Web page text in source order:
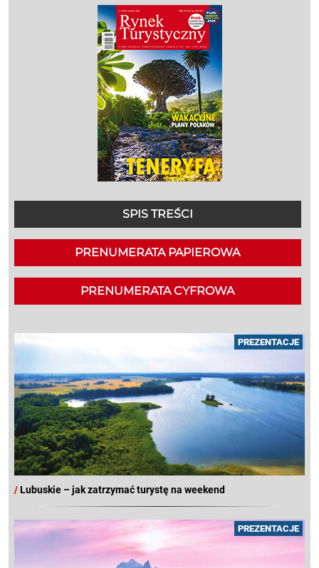
SPIS TREŚCI
PRENUMERATA PAPIEROWA
PRENUMERATA CYFROWA
PREZENTACJE
/Lubuskie – jak zatrzymać turystę na weekend
PREZENTACJE